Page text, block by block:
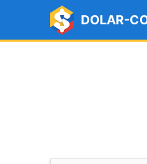
DOLAR-